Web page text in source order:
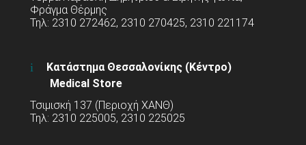
Φράγμα Θέρμης
Τηλ: 2310 272462, 2310 270425, 2310 221174
Κατάστημα Θεσσαλονίκης (Κέντρο)
Medical Store
Τσιμισκή 137 (Περιοχή ΧΑΝΘ)
Τηλ: 2310 225005, 2310 225025